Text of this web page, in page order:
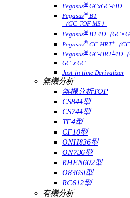
Pegasus® GCxGC-FID
Pegasus® BT
（GC-TOF MS）
Pegasus® BT 4D（
Pegasus® GC-HRT+
（
Pegasus® GC-HRT+4D（
GCｘGC
Just-in-time Derivatizer
無機分析
無機分析TOP
CS844型
CS744型
TF4型
CF10型
ONH836型
ON736型
RHEN602型
O836Si型
RC612型
有機分析